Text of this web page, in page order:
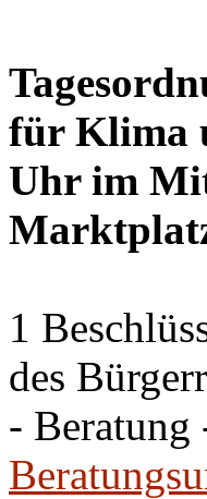
für Klima
Uhr im
1
des
- Beratung